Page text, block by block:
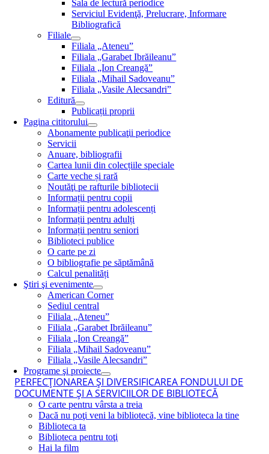
Sala de lectură periodice
Serviciul Evidenţă, Prelucrare, Informare
Bibliografică
Filiale
Filiala „Ateneu”
Filiala „Garabet Ibrăileanu”
Filiala „Ion Creangă”
Filiala „Mihail Sadoveanu”
Filiala „Vasile Alecsandri”
Editură
Publicații proprii
Pagina cititorului
Abonamente publicaţii periodice
Servicii
Anuare, bibliografii
Cartea lunii din colecțiile speciale
Carte veche și rară
Noutăţi pe rafturile bibliotecii
Informații pentru copii
Informații pentru adolescenți
Informații pentru adulți
Informații pentru seniori
Biblioteci publice
O carte pe zi
O bibliografie pe săptămână
Calcul penalități
Ştiri şi evenimente
American Corner
Sediul central
Filiala „Ateneu”
Filiala „Garabet Ibrăileanu”
Filiala „Ion Creangă”
Filiala „Mihail Sadoveanu”
Filiala „Vasile Alecsandri”
Programe şi proiecte
PERFECŢIONAREA ŞI DIVERSIFICAREA FONDULUI DE
DOCUMENTE ŞI A SERVICIILOR DE BIBLIOTECĂ
O carte pentru vârsta a treia
Dacă nu poţi veni la bibliotecă, vine biblioteca la tine
Biblioteca ta
Biblioteca pentru toţi
Hai la film